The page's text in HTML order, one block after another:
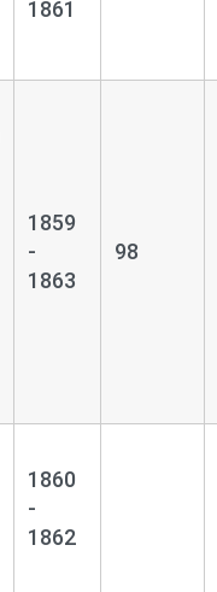
1861
1859
-
1863
98
1860
-
1862